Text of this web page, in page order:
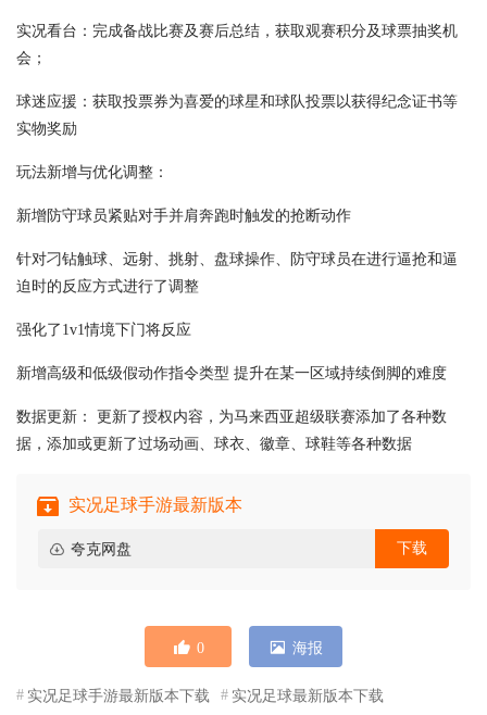
实况看台：完成备战比赛及赛后总结，获取观赛积分及球票抽奖机
会；
球迷应援：获取投票券为喜爱的球星和球队投票以获得纪念证书等
实物奖励
玩法新增与优化调整：
新增防守球员紧贴对手并肩奔跑时触发的抢断动作
针对刁钻触球、远射、挑射、盘球操作、防守球员在进行逼抢和逼
迫时的反应方式进行了调整
强化了1v1情境下门将反应
新增高级和低级假动作指令类型 提升在某一区域持续倒脚的难度
数据更新： 更新了授权内容，为马来西亚超级联赛添加了各种数
据，添加或更新了过场动画、球衣、徽章、球鞋等各种数据
实况足球手游最新版本
夸克网盘 下载
0 海报
实况足球手游最新版本下载 实况足球最新版本下载